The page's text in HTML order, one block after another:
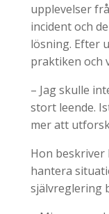
upplevelser
incident och
lösning. Efter
praktiken och
– Jag skulle
stort leende.
mer att
Hon beskriver
hantera
självreglering